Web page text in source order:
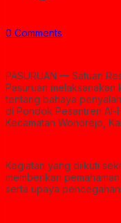
0 Comments
PASURUAN — Satuan
Pasuruan
tentang bahaya
di Pondok Pesantren Al-
Kecamatan Wonorejo,
Kegiatan yang diikuti
memberikan
serta upaya